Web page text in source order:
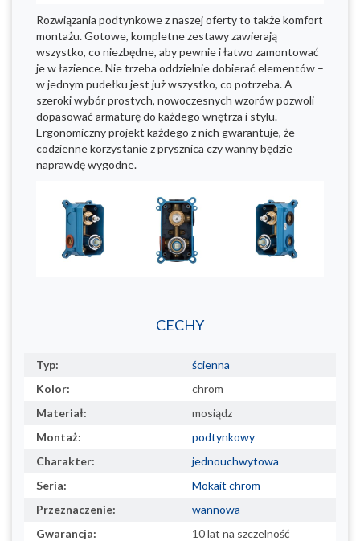
Rozwiązania podtynkowe z naszej oferty to także komfort
montażu. Gotowe, kompletne zestawy zawierają
wszystko, co niezbędne, aby pewnie i łatwo zamontować
je w łazience. Nie trzeba oddzielnie dobierać elementów –
w jednym pudełku jest już wszystko, co potrzeba. A
szeroki wybór prostych, nowoczesnych wzorów pozwoli
dopasować armaturę do każdego wnętrza i stylu.
Ergonomiczny projekt każdego z nich gwarantuje, że
codzienne korzystanie z prysznica czy wanny będzie
naprawdę wygodne.
CECHY
Typ:
ścienna
Kolor:
chrom
Materiał:
mosiądz
Montaż:
podtynkowy
Charakter:
jednouchwytowa
Seria:
Mokait chrom
Przeznaczenie:
wannowa
Gwarancja:
10 lat na szczelność